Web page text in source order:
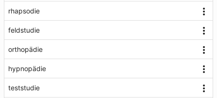
rhapsodie
feldstudie
orthopädie
hypnopädie
teststudie